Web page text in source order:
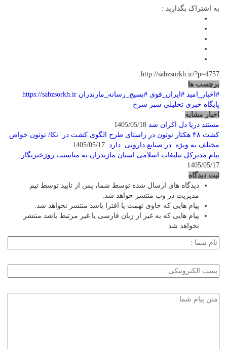
به اشتراک بگذارید :
http://sabzsorkh.ir/?p=4757
برچسب ها
#اخبار_امید #ایران_قوی #بسیج_رسانه_مازندران https://sabzsorkh.ir
پایگاه خبری تحلیلی سبز سرخ
اخبار مشابه
مستند دریا دل اکران شد
کشت ۴۸ هکتار توتون در راستای طرح الگوی کشت در نکا/ توتون خواص
مختلف به ویژه در صنایع دارویی دارد
پیام مدیرکل تبلیغات اسلامی استان مازندران به مناسبت روزخبرنگار
1405/05/17
ثبت دیدگاه
دیدگاه های ارسال شده توسط شما، پس از تایید توسط تیم
مدیریت در وب منتشر خواهد شد.
پیام هایی که حاوی تهمت یا افترا باشد منتشر نخواهد شد.
پیام هایی که به غیر از زبان فارسی یا غیر مرتبط باشد منتشر
نخواهد شد.